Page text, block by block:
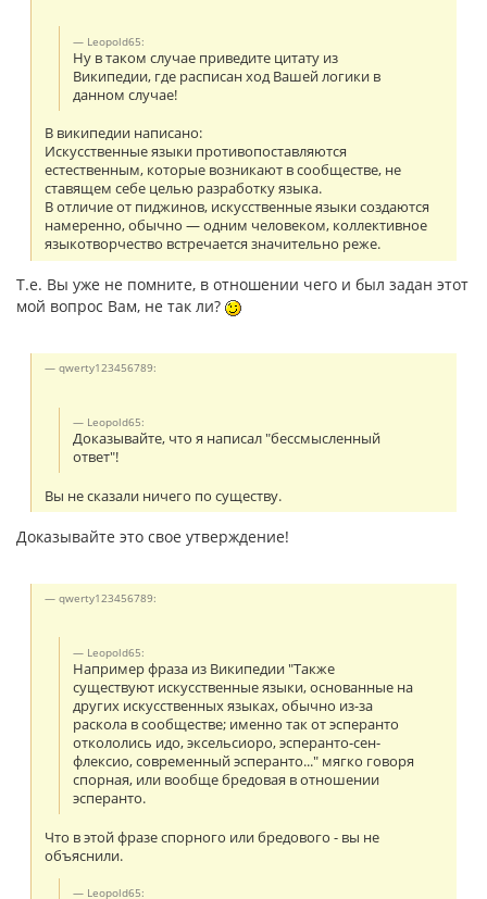
Leopold65:
Ну в таком случае приведите цитату из
Википедии, где расписан ход Вашей логики в
данном случае!
В википедии написано:
Искусственные языки противопоставляются
естественным, которые возникают в сообществе, не
ставящем себе целью разработку языка.
В отличие от пиджинов, искусственные языки создаются
намеренно, обычно — одним человеком, коллективное
языкотворчество встречается значительно реже.
Т.е. Вы уже не помните, в отношении чего и был задан этот
мой вопрос Вам, не так ли?
qwerty123456789:
Leopold65:
Доказывайте, что я написал "бессмысленный
ответ"!
Вы не сказали ничего по существу.
Доказывайте это свое утверждение!
qwerty123456789:
Leopold65:
Например фраза из Википедии "Также
существуют искусственные языки, основанные на
других искусственных языках, обычно из-за
раскола в сообществе; именно так от эсперанто
откололись идо, эксельсиоро, эсперанто-сен-
флексио, современный эсперанто..." мягко говоря
спорная, или вообще бредовая в отношении
эсперанто.
Что в этой фразе спорного или бредового - вы не
объяснили.
Leopold65: